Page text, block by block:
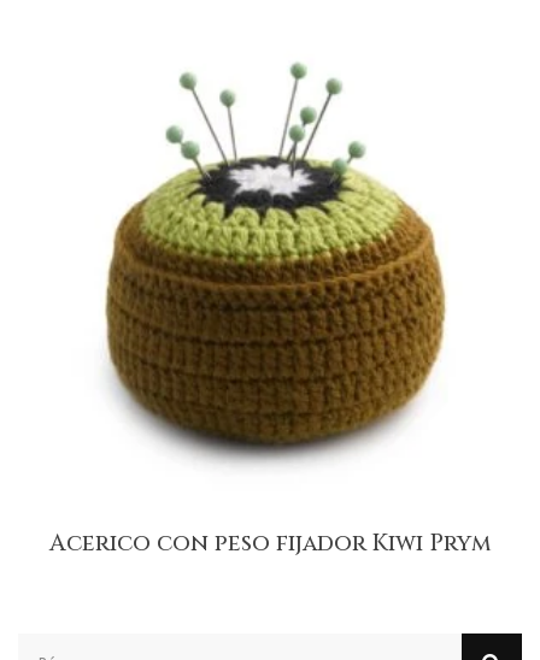
Acerico con peso fijador Kiwi Prym